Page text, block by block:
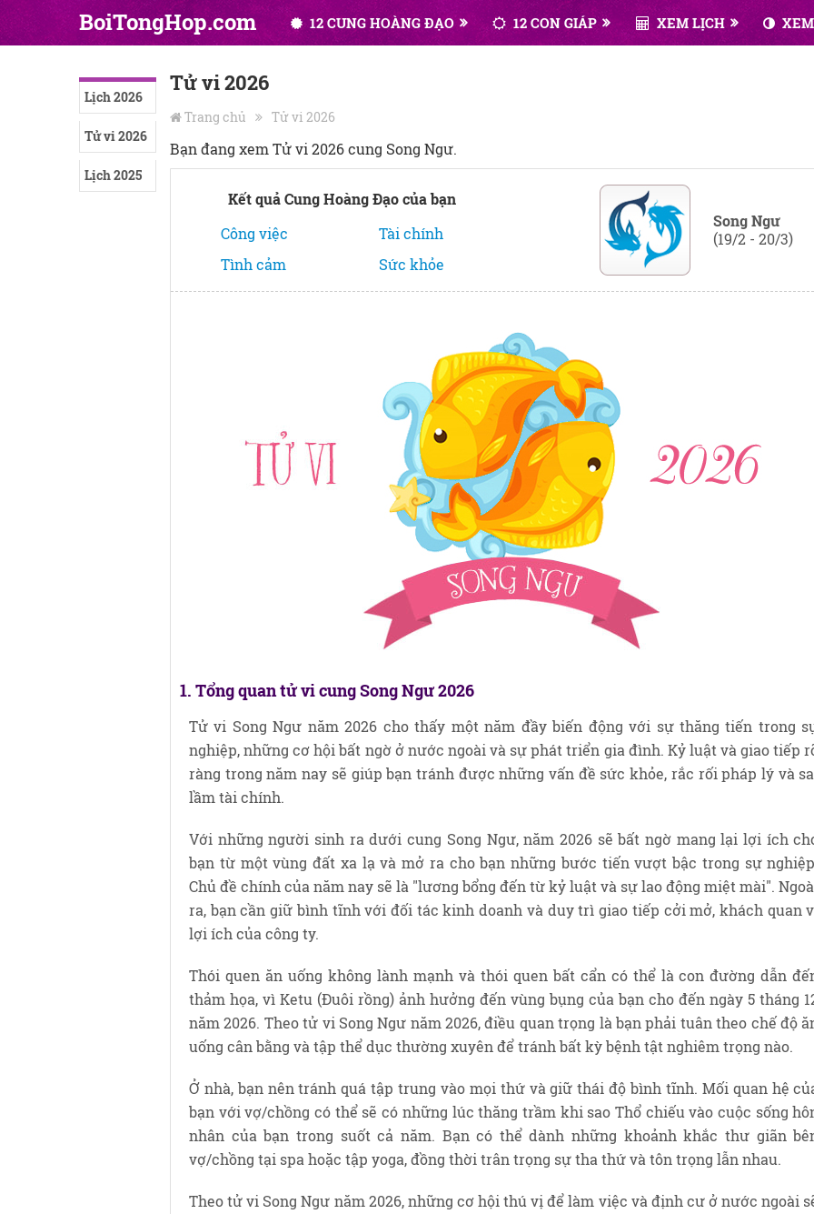
BoiTongHop.com 12 CUNG HOÀNG ĐẠO 12 CON GIÁP XEM LỊCH XEM
Lịch 2026
Tử vi 2026
Lịch 2025
Tử vi 2026
Trang chủ Tử vi 2026
Bạn đang xem Tử vi 2026 cung Song Ngư.
Kết quả Cung Hoàng Đạo của bạn
Công việc
Tài chính
Tình cảm
Sức khỏe
Song Ngư
(19/2 - 20/3)
1. Tổng quan tử vi cung Song Ngư 2026
Tử vi Song Ngư năm 2026 cho thấy một năm đầy biến động với sự thăng tiến trong
nghiệp, những cơ hội bất ngờ ở nước ngoài và sự phát triển gia đình. Kỷ luật và giao tiếp
ràng trong năm nay sẽ giúp bạn tránh được những vấn đề sức khỏe, rắc rối pháp lý và
lầm tài chính.
Với những người sinh ra dưới cung Song Ngư, năm 2026 sẽ bất ngờ mang lại lợi ích
bạn từ một vùng đất xa lạ và mở ra cho bạn những bước tiến vượt bậc trong sự
Chủ đề chính của năm nay sẽ là "lương bổng đến từ kỷ luật và sự lao động miệt mài".
ra, bạn cần giữ bình tĩnh với đối tác kinh doanh và duy trì giao tiếp cởi mở, khách quan
lợi ích của công ty.
Thói quen ăn uống không lành mạnh và thói quen bất cẩn có thể là con đường dẫn
thảm họa, vì Ketu (Đuôi rồng) ảnh hưởng đến vùng bụng của bạn cho đến ngày 5 tháng
năm 2026. Theo tử vi Song Ngư năm 2026, điều quan trọng là bạn phải tuân theo chế độ
uống cân bằng và tập thể dục thường xuyên để tránh bất kỳ bệnh tật nghiêm trọng nào.
Ở nhà, bạn nên tránh quá tập trung vào mọi thứ và giữ thái độ bình tĩnh. Mối quan hệ
bạn với vợ/chồng có thể sẽ có những lúc thăng trầm khi sao Thổ chiếu vào cuộc sống
nhân của bạn trong suốt cả năm. Bạn có thể dành những khoảnh khắc thư giãn
vợ/chồng tại spa hoặc tập yoga, đồng thời trân trọng sự tha thứ và tôn trọng lẫn nhau.
Theo tử vi Song Ngư năm 2026, những cơ hội thú vị để làm việc và định cư ở nước ngoài